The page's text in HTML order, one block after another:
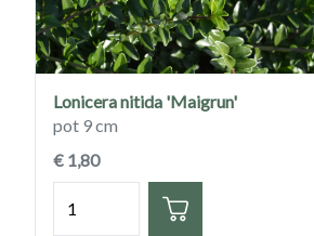
Lonicera nitida 'Maigrun'
pot 9 cm
€ 1,80